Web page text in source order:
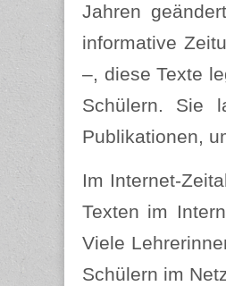
Jahren
informative
–, diese Texte
Schülern. Sie
Publikationen,
Im Internet-
Texten im
Viele
Schülern im